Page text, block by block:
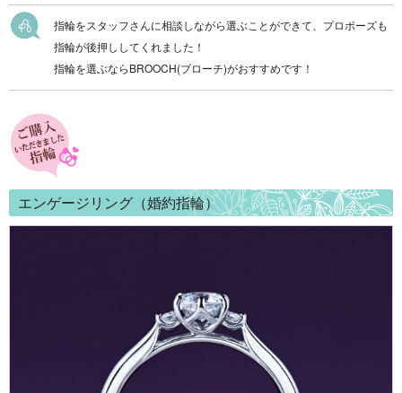
指輪をスタッフさんに相談しながら選ぶことができて、プロポーズも
指輪が後押ししてくれました！
指輪を選ぶならBROOCH(ブローチ)がおすすめです！
エンゲージリング（婚約指輪）